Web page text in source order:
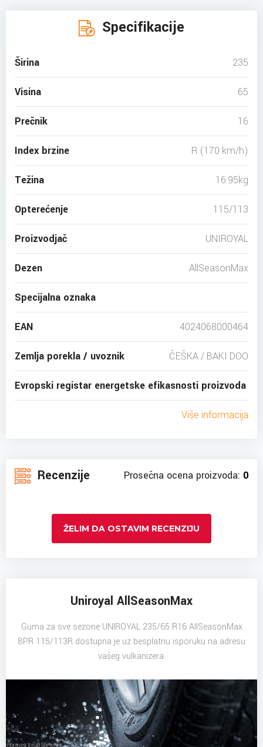
Specifikacije
Širina 235
Visina 65
Prečnik 16
Index brzine R (170 km/h)
Težina 16.95kg
Opterećenje 115/113
Proizvodjač UNIROYAL
Dezen AllSeasonMax
Specijalna oznaka
EAN 4024068000464
Zemlja porekla / uvoznik ČEŠKA / BAKI DOO
Evropski registar energetske efikasnosti proizvoda
Više informacija
Recenzije Prosečna ocena proizvoda: 0
ŽELIM DA OSTAVIM RECENZIJU
Uniroyal AllSeasonMax
Guma za sve sezone UNIROYAL 235/65 R16 AllSeasonMax
8PR 115/113R dostupna je uz besplatnu isporuku na adresu
vašeg vulkanizera.